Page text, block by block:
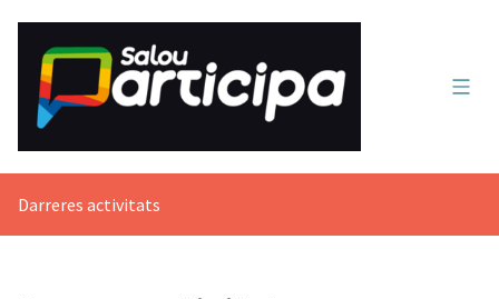
Darreres activitats